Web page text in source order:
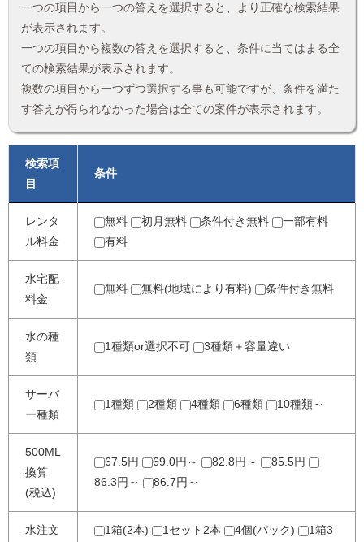
一つの項目から一つの答えを選択すると、より正確な検索結果
が表示されます。
一つの項目から複数の答えを選択すると、条件に当てはまる全
ての検索結果が表示されます。
複数の項目から一つずつ選択する事も可能ですが、条件を満た
す答えが得られなかった場合は全ての案件が表示されます。
検索項
目
条件
レンタ
ル料金
無料 初月無料 条件付き無料
一部有料
有料
水宅配
料金
無料 無料(地域により有料) 条件付き無料
水の種
類
1種類or選択不可 3種類＋容量違い
サーバ
ー種類
1種類 2種類 4種類 6種類 10種類～
500ML
換算
(税込)
67.5円 69.0円～ 82.8円～
85.5円
86.3円～
86.7円～
水注文
1箱(2本) 1セット2本 4個(パック)
1箱3